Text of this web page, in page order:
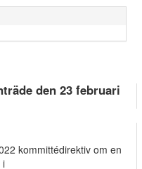
den 23 februari
kommittédirektiv om en
i